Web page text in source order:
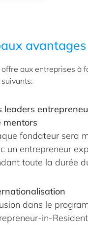
avantages
offre aux entreprises à
leaders
mentors
fondateur sera
un entrepreneur
toute la durée
dans le
in-Resident